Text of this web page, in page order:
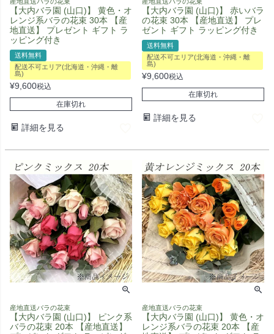
【大内バラ園 (山口)】 黄色・オ
レンジ系バラの花束 30本 【産
地直送】 プレゼント ギフト ラ
ッピング付き
送料無料
配送不可エリア(北海道・沖縄・離
島)
¥9,600税込
在庫切れ
詳細を見る
【大内バラ園 (山口)】 赤いバラ
の花束 30本 【産地直送】 プレ
ゼント ギフト ラッピング付き
送料無料
配送不可エリア(北海道・沖縄・離
島)
¥9,600税込
在庫切れ
詳細を見る
産地直送バラの花束
【大内バラ園 (山口)】 ピンク系
バラの花束 20本 【産地直送】
産地直送バラの花束
【大内バラ園 (山口)】 黄色・オ
レンジ系バラの花束 20本 【産